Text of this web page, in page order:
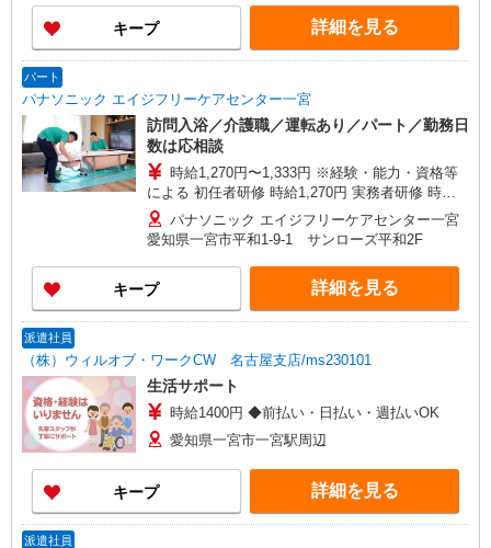
事故無違反表彰金 〇年末年始勤務手当
キープ 詳細を見る
パート
パナソニック エイジフリーケアセンター一宮
訪問入浴／介護職／運転あり／パート／勤務日
数は応相談
時給1,270円〜1,333円 ※経験・能力・資格等
による 初任者研修 時給1,270円 実務者研修 時給
1,270円 介護福祉士 時給1,333円 ※サービス提供8
件目以降〜1,000円/件 手当あり ※一律処遇改善加
算含む 〇時間外勤務手当 〇土日祝勤務手当 〇無
事故無違反表彰金 〇年末年始勤務手当
パナソニック エイジフリーケアセンター一宮
愛知県一宮市平和1-9-1 サンローズ平和2F
キープ 詳細を見る
派遣社員
（株）ウィルオブ・ワークCW 名古屋支店/ms230101
生活サポート
時給1400円 ◆前払い・日払い・週払いOK
愛知県一宮市一宮駅周辺
キープ 詳細を見る
派遣社員